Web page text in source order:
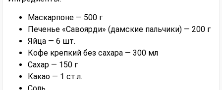
Маскарпоне — 500 г
Печенье «Савоярди» (дамские пальчики) — 200 г
Яйца — 6 шт.
Кофе крепкий без сахара — 300 мл
Сахар — 150 г
Какао — 1 ст.л.